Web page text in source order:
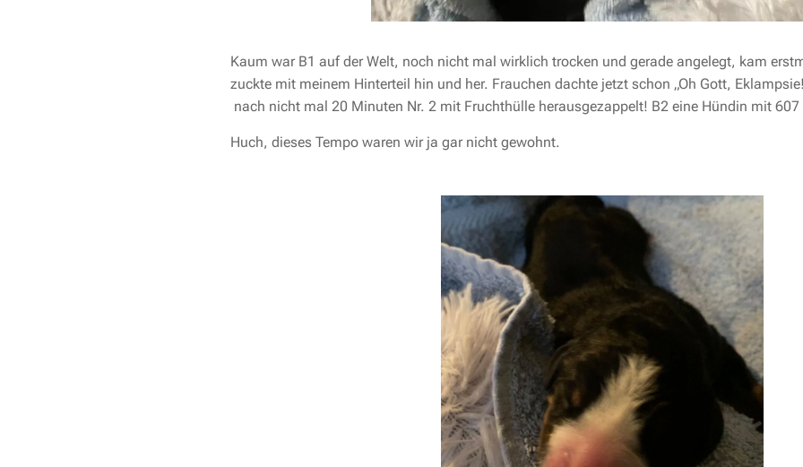
Kaum war B1 auf der Welt, noch nicht mal wirklich trocken und gerade angelegt, kam
zuckte mit meinem Hinterteil hin und her. Frauchen dachte jetzt schon „Oh Gott,
nach nicht mal 20 Minuten Nr. 2 mit Fruchthülle herausgezappelt! B2 eine Hündin mit 607
Huch, dieses Tempo waren wir ja gar nicht gewohnt.